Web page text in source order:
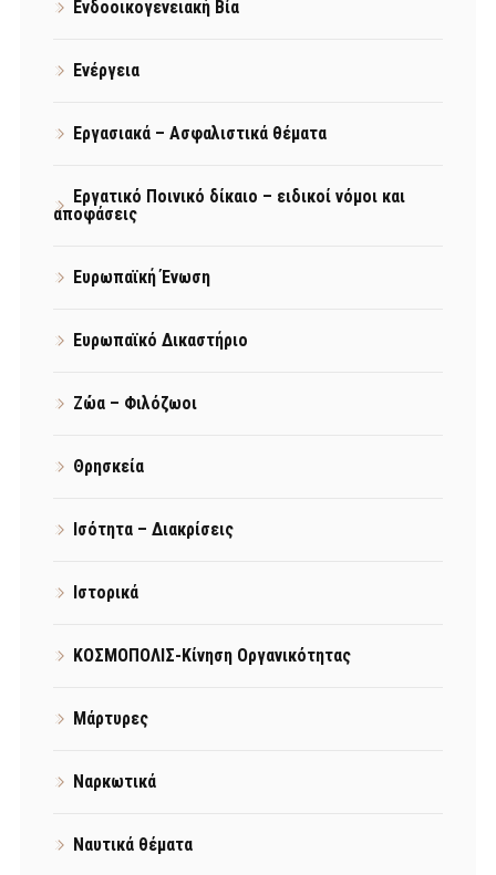
Ενδοοικογενειακή Βία
Ενέργεια
Εργασιακά – Ασφαλιστικά θέματα
Εργατικό Ποινικό δίκαιο – ειδικοί νόμοι και
αποφάσεις
Ευρωπαϊκή Ένωση
Ευρωπαϊκό Δικαστήριο
Ζώα – Φιλόζωοι
Θρησκεία
Ισότητα – Διακρίσεις
Ιστορικά
ΚΟΣΜΟΠΟΛΙΣ-Κίνηση Οργανικότητας
Μάρτυρες
Ναρκωτικά
Ναυτικά θέματα